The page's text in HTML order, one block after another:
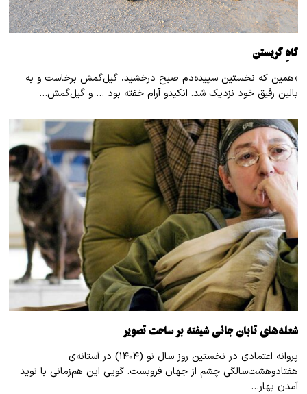
گاهِ گریستن
«همین که نخستین سپیده‌دم صبح درخشید، گیل‌گمش برخاست و به
بالین رفیق خود نزدیک شد. انکیدو آرام خفته بود … و گیل‌گمش…
شعله‌های تابان جانی شیفته بر ساحت تصویر
پروانه اعتمادی در نخستین روز سال نو (۱۴۰۴) در آستانه‌ی
هفتادوهشت‌سالگی چشم از جهان فروبست. گویی این هم‌زمانی با نوید
آمدن بهار…